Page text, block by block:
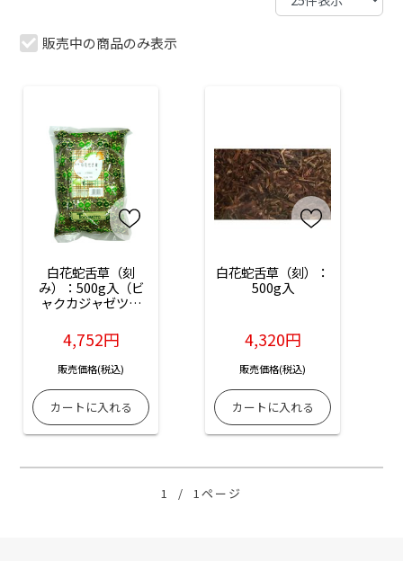
販売中の商品のみ表示
白花蛇舌草（刻
み）：500g入（ビ
ャクカジャゼツソ
4,752円
販売価格(税込)
白花蛇舌草（刻）：
500g入
4,320円
販売価格(税込)
1 / 1ページ